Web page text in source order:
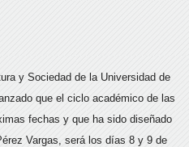
y Sociedad de la Universidad de
que el ciclo académico de las
fechas y que ha sido diseñado
Vargas, será los días 8 y 9 de